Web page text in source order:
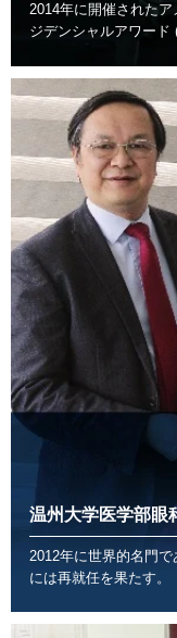
2014年に開催された
ジデンシャルアワード
温州大学医学部眼
2012年に世界的名門
には再就任を果たす。